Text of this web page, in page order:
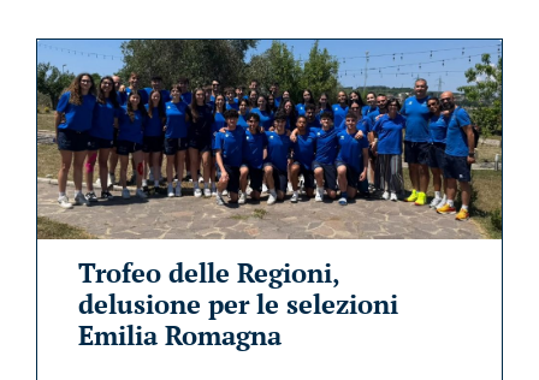
Trofeo delle Regioni,
delusione per le selezioni
Emilia Romagna